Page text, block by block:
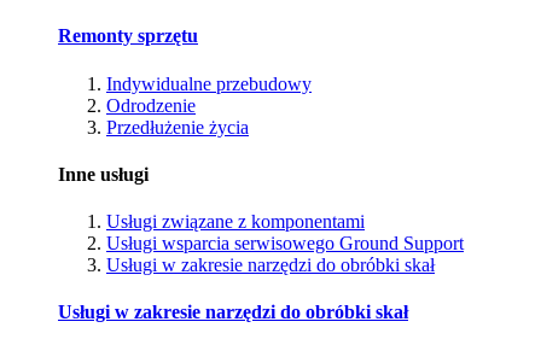
Remonty sprzętu
Indywidualne przebudowy
Odrodzenie
Przedłużenie życia
Inne usługi
Usługi związane z komponentami
Usługi wsparcia serwisowego Ground Support
Usługi w zakresie narzędzi do obróbki skał
Usługi w zakresie narzędzi do obróbki skał